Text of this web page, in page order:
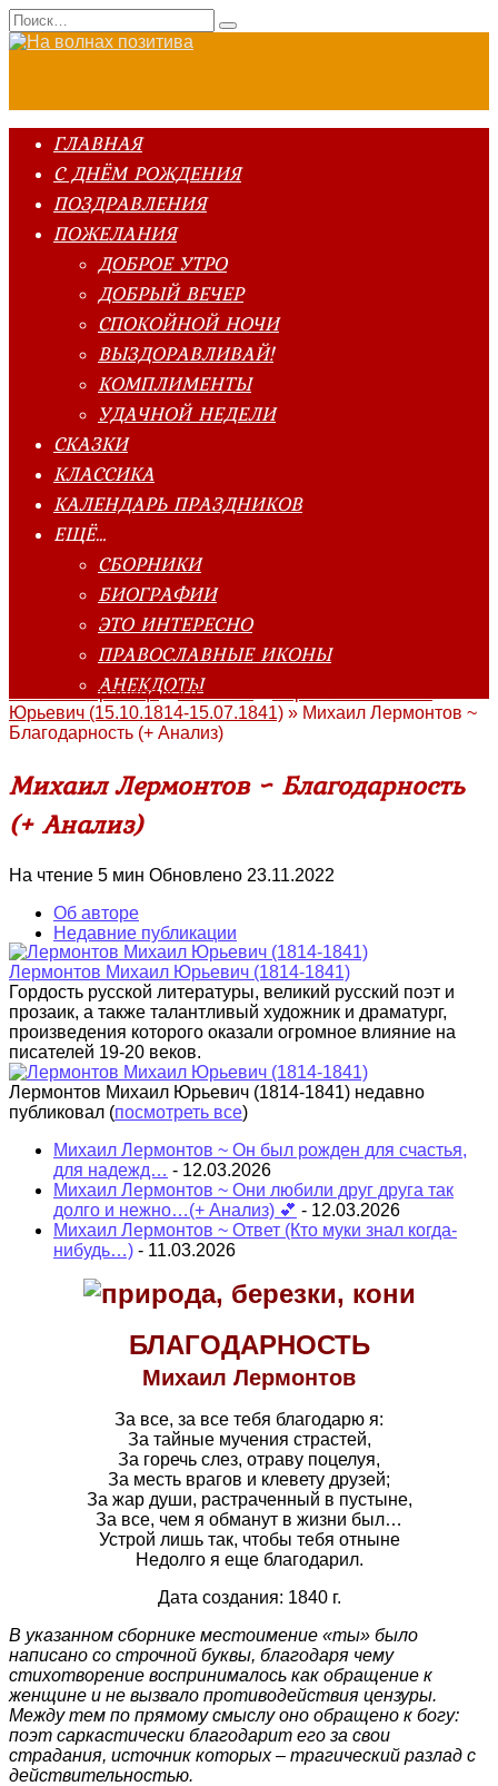
Перейти
к
Search
for:
ГЛАВНАЯ
С ДНЁМ РОЖДЕНИЯ
ПОЗДРАВЛЕНИЯ
ПОЖЕЛАНИЯ
ДОБРОЕ УТРО
ДОБРЫЙ ВЕЧЕР
СПОКОЙНОЙ НОЧИ
ВЫЗДОРАВЛИВАЙ!
КОМПЛИМЕНТЫ
УДАЧНОЙ НЕДЕЛИ
СКАЗКИ
КЛАССИКА
КАЛЕНДАРЬ ПРАЗДНИКОВ
ЕЩЁ…
СБОРНИКИ
БИОГРАФИИ
ЭТО ИНТЕРЕСНО
ПРАВОСЛАВНЫЕ ИКОНЫ
АНЕКДОТЫ
Главная страница»Классика
Юрьевич (15.10.1814-15.07.1841) » Михаил Лермонтов ~
Благодарность (+ Анализ)
Михаил Лермонтов ~ Благодарность
(+ Анализ)
На чтение 5 мин Обновлено 23.11.2022
Об авторе
Недавние публикации
Лермонтов Михаил Юрьевич (1814-1841)
Гордость русской литературы, великий русский поэт и
прозаик, а также талантливый художник и драматург,
произведения которого оказали огромное влияние на
писателей 19-20 веков.
Лермонтов Михаил Юрьевич (1814-1841) недавно
публиковал (посмотреть все)
Михаил Лермонтов ~ Он был рожден для счастья,
для надежд… - 12.03.2026
Михаил Лермонтов ~ Они любили друг друга так
долго и нежно…(+ Анализ) 💕 - 12.03.2026
Михаил Лермонтов ~ Ответ (Кто муки знал когда-
нибудь…) - 11.03.2026
БЛАГОДАРНОСТЬ
Михаил Лермонтов
За все, за все тебя благодарю я:
За тайные мучения страстей,
За горечь слез, отраву поцелуя,
За месть врагов и клевету друзей;
За жар души, растраченный в пустыне,
За все, чем я обманут в жизни был…
Устрой лишь так, чтобы тебя отныне
Недолго я еще благодарил.
Дата создания: 1840 г.
В указанном сборнике местоимение «ты» было
написано со строчной буквы, благодаря чему
стихотворение воспринималось как обращение к
женщине и не вызвало противодействия цензуры.
Между тем по прямому смыслу оно обращено к богу:
поэт саркастически благодарит его за свои
страдания, источник которых – трагический разлад с
действительностью.